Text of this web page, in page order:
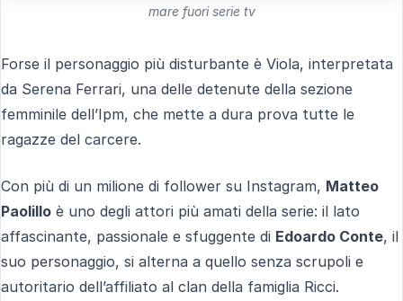
mare fuori serie tv
Forse il personaggio più disturbante è Viola, interpretata
da Serena Ferrari, una delle detenute della sezione
femminile dell’Ipm, che mette a dura prova tutte le
ragazze del carcere.
Con più di un milione di follower su Instagram, Matteo
Paolillo è uno degli attori più amati della serie: il lato
affascinante, passionale e sfuggente di Edoardo Conte, il
suo personaggio, si alterna a quello senza scrupoli e
autoritario dell’affiliato al clan della famiglia Ricci.